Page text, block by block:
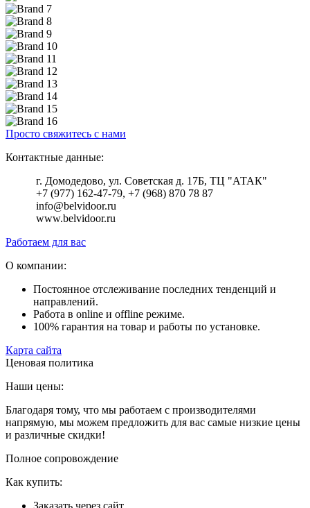
Просто свяжитесь с нами
Контактные данные:
г. Домодедово, ул. Советская д. 17Б, ТЦ "АТАК"
+7 (977) 162-47-79, +7 (968) 870 78 87
info@belvidoor.ru
www.belvidoor.ru
Работаем для вас
О компании:
Постоянное отслеживание последних тенденций и
направлений.
Работа в online и offline режиме.
100% гарантия на товар и работы по установке.
Карта сайта
Ценовая политика
Наши цены:
Благодаря тому, что мы работаем с производителями
напрямую, мы можем предложить для вас самые низкие цены
и различные скидки!
Полное сопровождение
Как купить:
Заказать через сайт.